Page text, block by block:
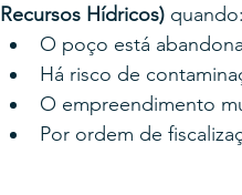
Recursos Hídricos) quando:
O poço está
Há risco de
O empreendimento
Por ordem de